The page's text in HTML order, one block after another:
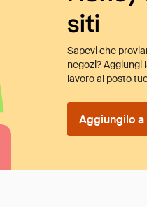
siti
Sapevi che
negozi?
lavoro al posto
Aggiungilo